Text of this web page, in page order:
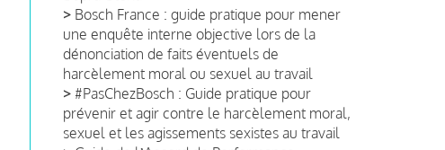
> Bosch France : guide pratique pour mener
une enquête interne objective lors de la
dénonciation de faits éventuels de
harcèlement moral ou sexuel au travail
> #PasChezBosch : Guide pratique pour
prévenir et agir contre le harcèlement moral,
sexuel et les agissements sexistes au travail